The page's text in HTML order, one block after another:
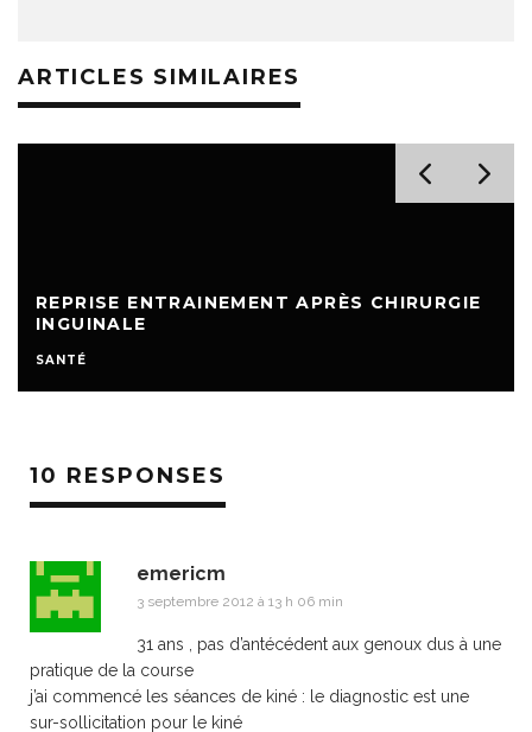
ARTICLES SIMILAIRES
REPRISE ENTRAINEMENT APRÈS CHIRURGIE
INGUINALE
SANTÉ
10 RESPONSES
emericm
3 septembre 2012 à 13 h 06 min
31 ans , pas d’antécédent aux genoux dus à une
pratique de la course
j’ai commencé les séances de kiné : le diagnostic est une
sur-sollicitation pour le kiné